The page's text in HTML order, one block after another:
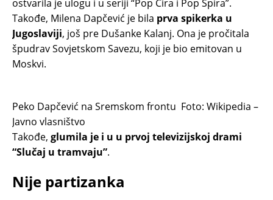
ostvarila je ulogu i u seriji “Pop Ćira i Pop Spira”.
Takođe, Milena Dapčević je bila prva spikerka u
Jugoslaviji, još pre Dušanke Kalanj. Ona je pročitala
špudrav Sovjetskom Savezu, koji je bio emitovan u
Moskvi.
Peko Dapčević na Sremskom frontu Foto: Wikipedia –
Javno vlasništvo
Takođe, glumila je i u u prvoj televizijskoj drami
“Slučaj u tramvaju”.
Nije partizanka